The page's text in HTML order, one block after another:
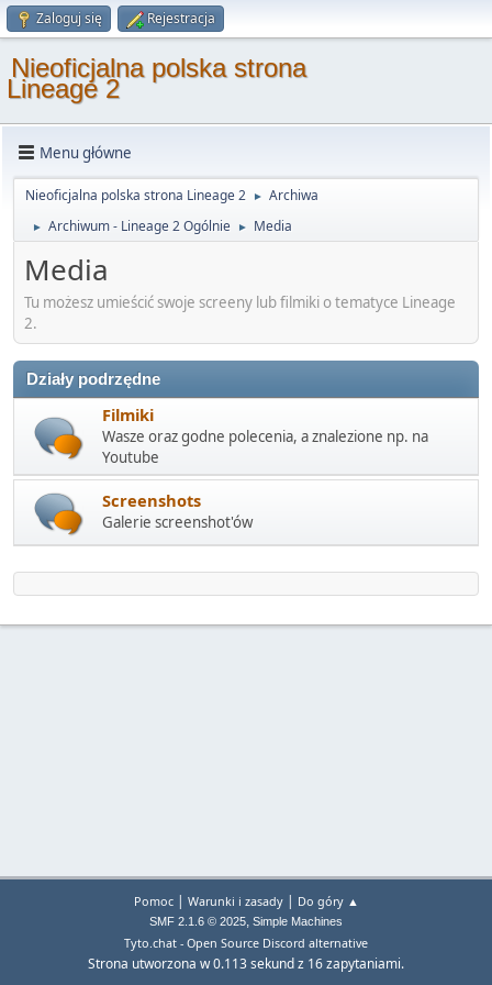
Zaloguj się Rejestracja
Nieoficjalna polska strona
Lineage 2
Menu główne
Nieoficjalna polska strona Lineage 2 ► Archiwa
► Archiwum - Lineage 2 Ogólnie ► Media
Media
Tu możesz umieścić swoje screeny lub filmiki o tematyce Lineage
2.
Działy podrzędne
Filmiki
Wasze oraz godne polecenia, a znalezione np. na
Youtube
Screenshots
Galerie screenshot'ów
Pomoc| Warunki i zasady| Do góry ▲
SMF 2.1.6 © 2025, Simple Machines
Tyto.chat - Open Source Discord alternative
Strona utworzona w 0.113 sekund z 16 zapytaniami.